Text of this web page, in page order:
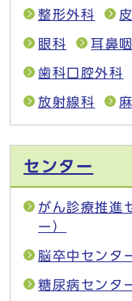
整形外科
眼科 耳鼻
歯科口腔外科
放射線科
センター
がん診療推進
ー）
脳卒中センタ
糖尿病センタ